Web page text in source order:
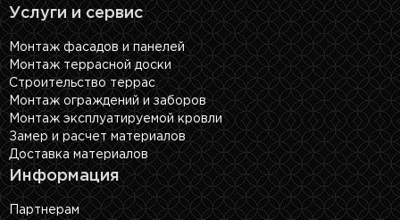
Услуги и сервис
Монтаж фасадов и панелей
Монтаж террасной доски
Строительство террас
Монтаж ограждений и заборов
Монтаж эксплуатируемой кровли
Замер и расчет материалов
Доставка материалов
Информация
Партнерам